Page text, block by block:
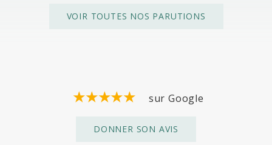
VOIR TOUTES NOS PARUTIONS
sur Google
DONNER SON AVIS